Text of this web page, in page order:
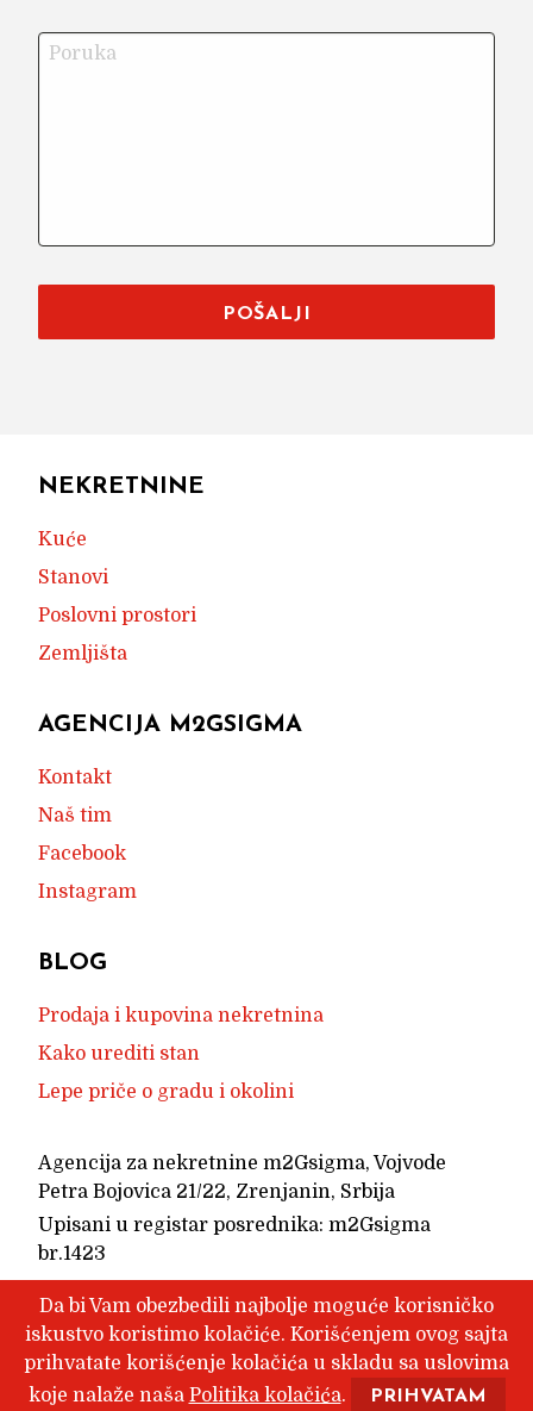
POŠALJI
NEKRETNINE
Kuće
Stanovi
Poslovni prostori
Zemljišta
AGENCIJA M2GSIGMA
Kontakt
Naš tim
Facebook
Instagram
BLOG
Prodaja i kupovina nekretnina
Kako urediti stan
Lepe priče o gradu i okolini
Agencija za nekretnine m2Gsigma, Vojvode
Petra Bojovica 21/22, Zrenjanin, Srbija
Upisani u registar posrednika: m2Gsigma
br.1423
Uslovi poslovanja
Branding, izrada internet stranice i grafički
dizajnaleksandarbozic.com
Da bi Vam obezbedili najbolje moguće korisničko
iskustvo koristimo kolačiće. Korišćenjem ovog sajta
prihvatate korišćenje kolačića u skladu sa uslovima
koje nalaže naša Politika kolačića. PRIHVATAM